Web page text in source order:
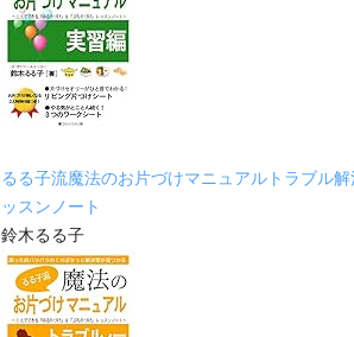
るる子流魔法のお片づけマニュアルトラブル
ッスンノート
鈴木るる子